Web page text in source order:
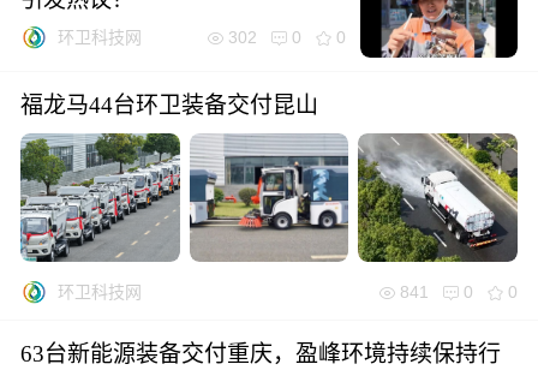
环卫科技网 302 0 0
福龙马44台环卫装备交付昆山
环卫科技网 841 0 0
63台新能源装备交付重庆，盈峰环境持续保持行